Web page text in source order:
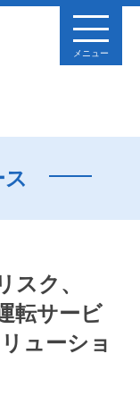
メニュー
スク、
転サービ
ューショ